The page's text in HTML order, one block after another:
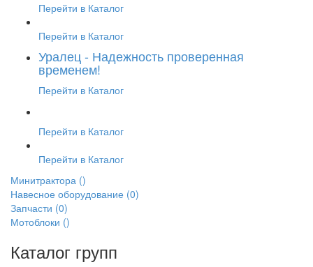
Перейти в Каталог
Перейти в Каталог
Уралец - Надежность проверенная
временем!
Перейти в Каталог
Перейти в Каталог
Перейти в Каталог
Минитрактора ()
Навесное оборудование (0)
Запчасти (0)
Мотоблоки ()
Каталог групп